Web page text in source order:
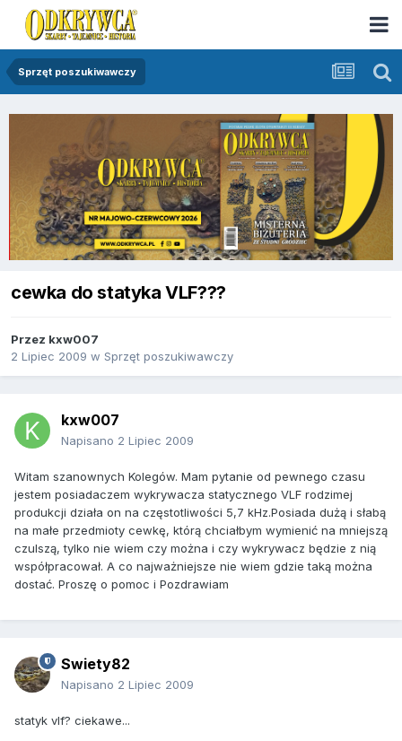
Sprzęt poszukiwawczy
cewka do statyka VLF???
Przez kxw007
2 Lipiec 2009 w Sprzęt poszukiwawczy
kxw007
Napisano 2 Lipiec 2009
Witam szanownych Kolegów. Mam pytanie od pewnego czasu
jestem posiadaczem wykrywacza statycznego VLF rodzimej
produkcji działa on na częstotliwości 5,7 kHz.Posiada dużą i słabą
na małe przedmioty cewkę, którą chciałbym wymienić na mniejszą
czulszą, tylko nie wiem czy można i czy wykrywacz będzie z nią
współpracował. A co najważniejsze nie wiem gdzie taką można
dostać. Proszę o pomoc i Pozdrawiam
Swiety82
Napisano 2 Lipiec 2009
statyk vlf? ciekawe...